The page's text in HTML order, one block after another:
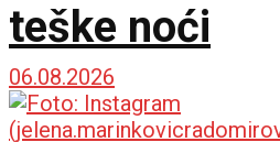
teške noći
06.08.2026